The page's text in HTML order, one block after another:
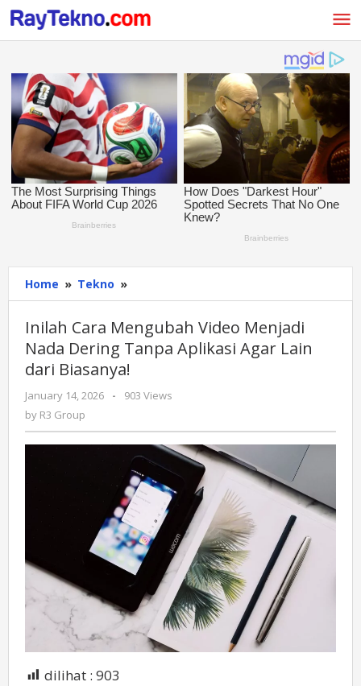
Skip
to
content
Home » Tekno »
Cara
Mengubah
Video
Menjadi
Tanpa
Agar
Lain
dari
Biasanya!
Inilah Cara Mengubah Video Menjadi
Nada Dering Tanpa Aplikasi Agar Lain
dari Biasanya!
January 14, 2026
by
-
903 Views
by R3 Group
dilihat : 903